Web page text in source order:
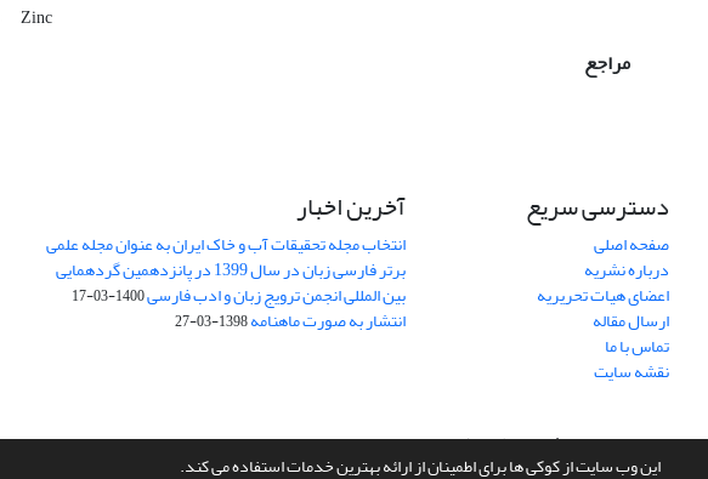
این وب سایت از کوکی ها برای اطمینان از ارائه بهترین خدمات استفاده می کند.
Zinc
مراجع
دسترسی سریع
صفحه اصلی
درباره نشریه
اعضای هیات تحریریه
ارسال مقاله
تماس با ما
نقشه سایت
آخرین اخبار
انتخاب مجله تحقیقات آب و خاک ایران به عنوان مجله علمی
برتر فارسی زبان در سال 1399 در پانزدهمین گردهمایی
بین المللی انجمن ترویج زبان و ادب فارسی1400-03-17
انتشار به صورت ماهنامه1398-03-27
سامانه مدیریت نشریات علمی.طراحی و پیاده سازی ازسیناوب